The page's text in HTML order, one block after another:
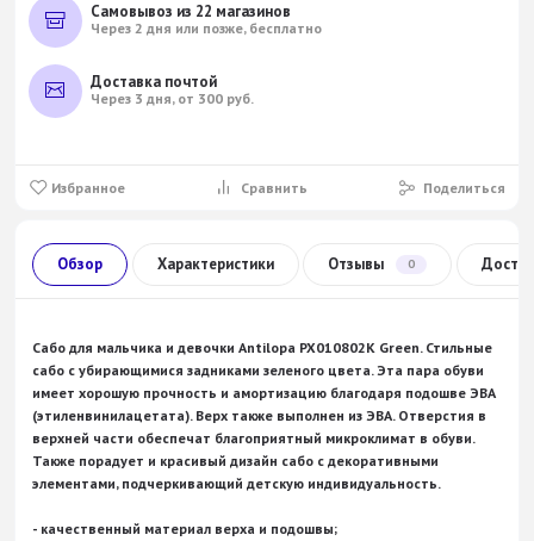
Самовывоз из 22 магазинов
Через 2 дня или позже, бесплатно
Доставка почтой
Через 3 дня, от 300 руб.
Избранное Сравнить Поделиться
Обзор Характеристики Отзывы 0
Сабо для мальчика и девочки Antilopa PX010802K Green. Стильные
сабо с убирающимися задниками зеленого цвета. Эта пара обуви
имеет хорошую прочность и амортизацию благодаря подошве ЭВА
(этиленвинилацетата). Верх также выполнен из ЭВА. Отверстия в
верхней части обеспечат благоприятный микроклимат в обуви.
Также порадует и красивый дизайн сабо с декоративными
элементами, подчеркивающий детскую индивидуальность.
- качественный материал верха и подошвы;